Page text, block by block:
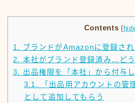
Contents [
1.
ブランドがAmazonに登録さ
2. 本社がブランド登録済み…ど
3. 出品権限を「本社」から付与
3.1.
「出品用アカウントの管
として追加してもらう